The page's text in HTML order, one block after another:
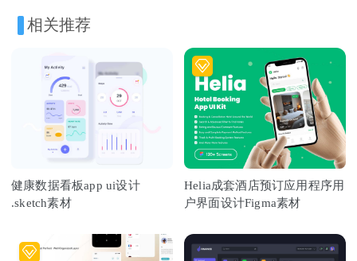
相关推荐
健康数据看板app ui设计
.sketch素材
Helia成套酒店预订应用程序用
户界面设计Figma素材